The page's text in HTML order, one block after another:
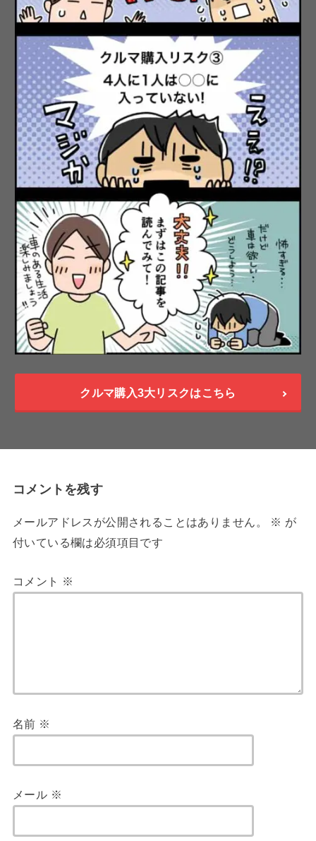
クルマ購入3大リスクはこちら
コメントを残す
メールアドレスが公開されることはありません。 ※ が
付いている欄は必須項目です
コメント ※
名前 ※
メール ※